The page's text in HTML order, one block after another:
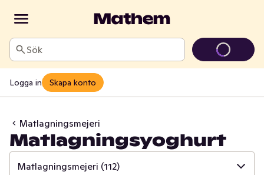
Sök
Logga in Skapa konto
Matlagningsmejeri
Matlagningsyoghurt
Matlagningsmejeri (112)